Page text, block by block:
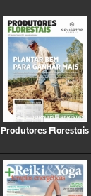
Produtores Florestais